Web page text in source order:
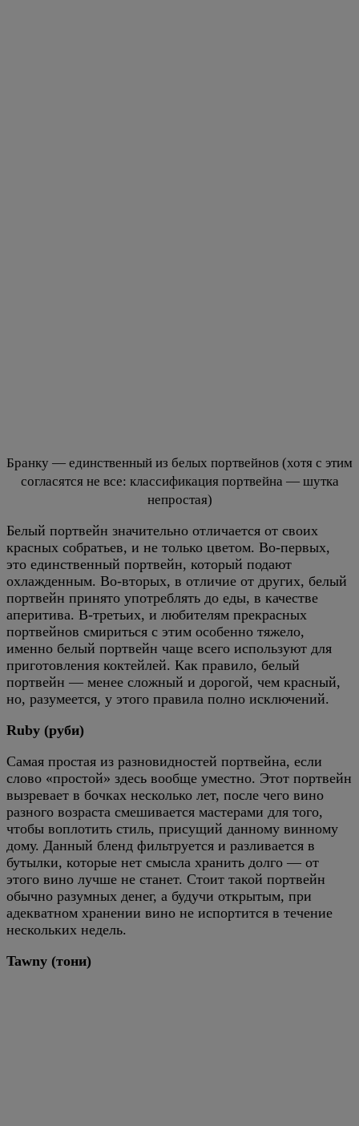
Бранку — единственный из белых портвейнов (хотя с этим
согласятся не все: классификация портвейна — шутка
непростая)
Белый портвейн значительно отличается от своих
красных собратьев, и не только цветом. Во-первых,
это единственный портвейн, который подают
охлажденным. Во-вторых, в отличие от других, белый
портвейн принято употреблять до еды, в качестве
аперитива. В-третьих, и любителям прекрасных
портвейнов смириться с этим особенно тяжело,
именно белый портвейн чаще всего используют для
приготовления коктейлей. Как правило, белый
портвейн — менее сложный и дорогой, чем красный,
но, разумеется, у этого правила полно исключений.
Ruby (руби)
Самая простая из разновидностей портвейна, если
слово «простой» здесь вообще уместно. Этот портвейн
вызревает в бочках несколько лет, после чего вино
разного возраста смешивается мастерами для того,
чтобы воплотить стиль, присущий данному винному
дому. Данный бленд фильтруется и разливается в
бутылки, которые нет смысла хранить долго — от
этого вино лучше не станет. Стоит такой портвейн
обычно разумных денег, а будучи открытым, при
адекватном хранении вино не испортится в течение
нескольких недель.
Tawny (тони)